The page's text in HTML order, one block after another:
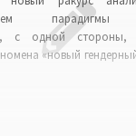
парадигмы
с одной стороны,
«новый